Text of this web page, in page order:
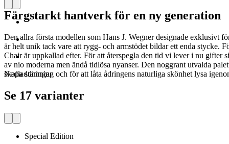
Nedladdningar
Färgstarkt hantverk för en ny generation
Den allra första modellen som Hans J. Wegner designade exklusivt
är helt unik tack vare att rygg- och armstödet bildar ett enda stycke.
Chair är uppkallad efter. För att återspegla den tid vi lever i nu gifter
av nio moderna men ändå tidlösa nyanser. Den noggrant utvalda
skapa stämning och för att låta ådringens naturliga skönhet lysa
Se 17 varianter
Special Edition